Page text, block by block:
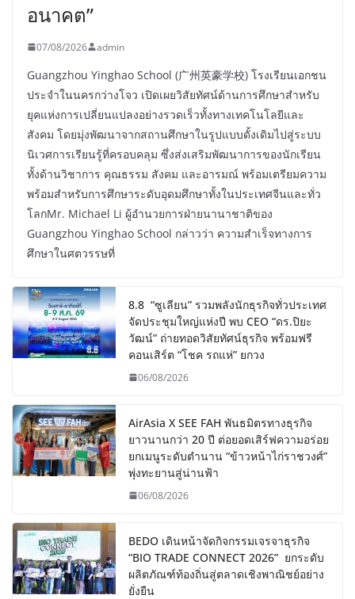
อนาคต”
07/08/2026 admin
Guangzhou Yinghao School (广州英豪学校) โรงเรียนเอกชน
ประจำในนครกว่างโจว เปิดเผยวิสัยทัศน์ด้านการศึกษาสำหรับ
ยุคแห่งการเปลี่ยนแปลงอย่างรวดเร็วทั้งทางเทคโนโลยีและ
สังคม โดยมุ่งพัฒนาจากสถานศึกษาในรูปแบบดั้งเดิมไปสู่ระบบ
นิเวศการเรียนรู้ที่ครอบคลุม ซึ่งส่งเสริมพัฒนาการของนักเรียน
ทั้งด้านวิชาการ คุณธรรม สังคม และอารมณ์ พร้อมเตรียมความ
พร้อมสำหรับการศึกษาระดับอุดมศึกษาทั้งในประเทศจีนและทั่ว
โลกMr. Michael Li ผู้อำนวยการฝ่ายนานาชาติของ
Guangzhou Yinghao School กล่าวว่า ความสำเร็จทางการ
ศึกษาในศตวรรษที่
8.8 “ซูเลียน” รวมพลังนักธุรกิจทั่วประเทศ
จัดประชุมใหญ่แห่งปี พบ CEO “ดร.ปิยะ
วัฒน์” ถ่ายทอดวิสัยทัศน์ธุรกิจ พร้อมฟรี
คอนเสิร์ต “โชค รถแห่” ยกวง
06/08/2026
AirAsia X SEE FAH พันธมิตรทางธุรกิจ
ยาวนานกว่า 20 ปี ต่อยอดเสิร์ฟความอร่อย
ยกเมนูระดับตำนาน “ข้าวหน้าไก่ราชวงศ์”
พุ่งทะยานสู่น่านฟ้า
06/08/2026
BEDO เดินหน้าจัดกิจกรรมเจรจาธุรกิจ
“BIO TRADE CONNECT 2026” ยกระดับ
ผลิตภัณฑ์ท้องถิ่นสู่ตลาดเชิงพาณิชย์อย่าง
ยั่งยืน